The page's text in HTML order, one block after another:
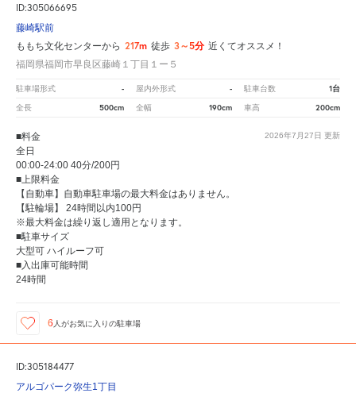
ID:305066695
藤崎駅前
ももち文化センターから 217m 徒歩 3～5分 近くてオススメ！
福岡県福岡市早良区藤崎１丁目１ー５
駐車場形式 - 屋内外形式 - 駐車台数 1台
全長 500cm 全幅 190cm 車高 200cm
2026年7月27日 更新
■料金
全日
00:00-24:00 40分/200円
■上限料金
【自動車】自動車駐車場の最大料金はありません。
【駐輪場】 24時間以内100円
※最大料金は繰り返し適用となります。
■駐車サイズ
大型可 ハイルーフ可
■入出庫可能時間
24時間
6 人がお気に入りの駐車場
ID:305184477
アルゴパーク弥生1丁目